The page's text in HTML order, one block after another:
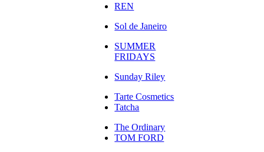
REN
Sol de Janeiro
SUMMER
FRIDAYS
Sunday Riley
Tarte Cosmetics
Tatcha
The Ordinary
TOM FORD